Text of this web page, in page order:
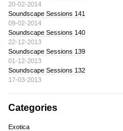
20-02-2014
Soundscape Sessions 141
09-02-2014
Soundscape Sessions 140
22-12-2013
Soundscape Sessions 139
01-12-2013
Soundscape Sessions 132
17-03-2013
Categories
Exotica